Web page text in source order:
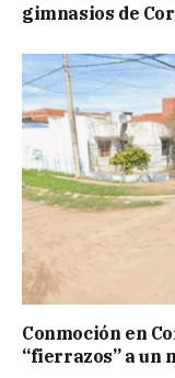
gimnasios de
Conmoción en
“fierrazos” a un